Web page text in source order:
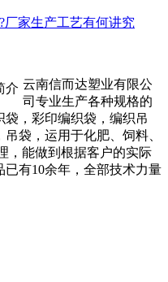
厂家生产工艺有何讲究
云南信而达塑业有限公
司专业生产各种规格的
，彩印编织袋，编织吊
袋，运用于化肥、饲料、
，能做到根据客户的实际
有10余年，全部技术力量